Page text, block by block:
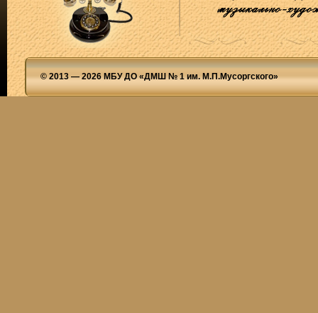
© 2013 — 2026 МБУ ДО «ДМШ № 1 им. М.П.Мусоргского»